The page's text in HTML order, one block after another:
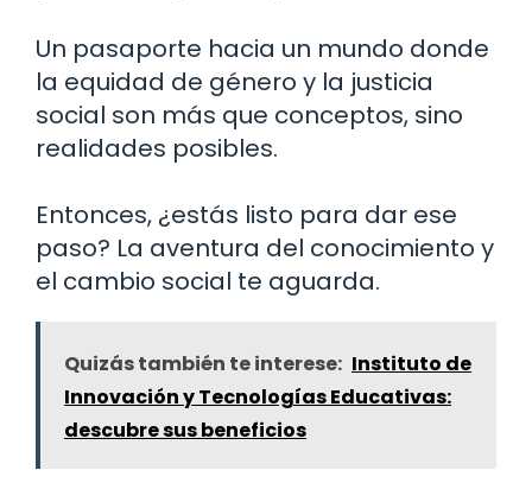
Un pasaporte hacia un mundo donde
la equidad de género y la justicia
social son más que conceptos, sino
realidades posibles.
Entonces, ¿estás listo para dar ese
paso? La aventura del conocimiento y
el cambio social te aguarda.
Quizás también te interese: Instituto de
Innovación y Tecnologías Educativas:
descubre sus beneficios